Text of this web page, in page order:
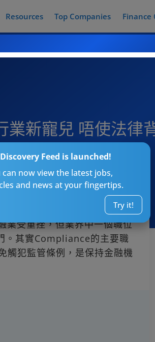
Resources Top Companies Finance
Discovery Feed is launched!
can now view the latest jobs,
and news at your fingertips.
Try it!
業新寵兒 唔使法律
業受重挫，但業界中一個職位
其實Compliance的主要職
觸犯監管條例，是保持金融機